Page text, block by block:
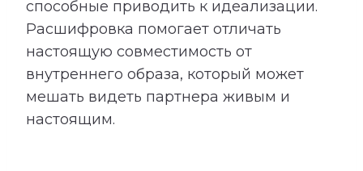
способные приводить к идеализации.
Расшифровка помогает отличать
настоящую совместимость от
внутреннего образа, который может
мешать видеть партнера живым и
настоящим.